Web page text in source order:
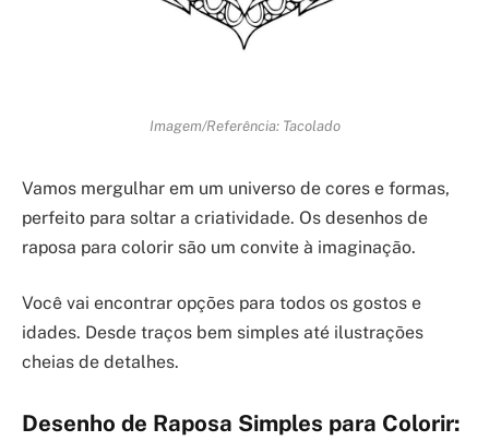
Imagem/Referência: Tacolado
Vamos mergulhar em um universo de cores e formas,
perfeito para soltar a criatividade. Os desenhos de
raposa para colorir são um convite à imaginação.
Você vai encontrar opções para todos os gostos e
idades. Desde traços bem simples até ilustrações
cheias de detalhes.
Desenho de Raposa Simples para Colorir: